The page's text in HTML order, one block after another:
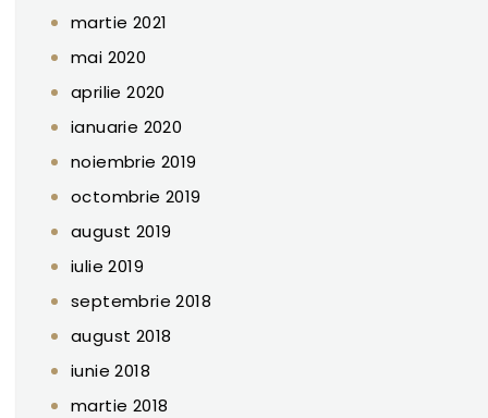
martie 2021
mai 2020
aprilie 2020
ianuarie 2020
noiembrie 2019
octombrie 2019
august 2019
iulie 2019
septembrie 2018
august 2018
iunie 2018
martie 2018